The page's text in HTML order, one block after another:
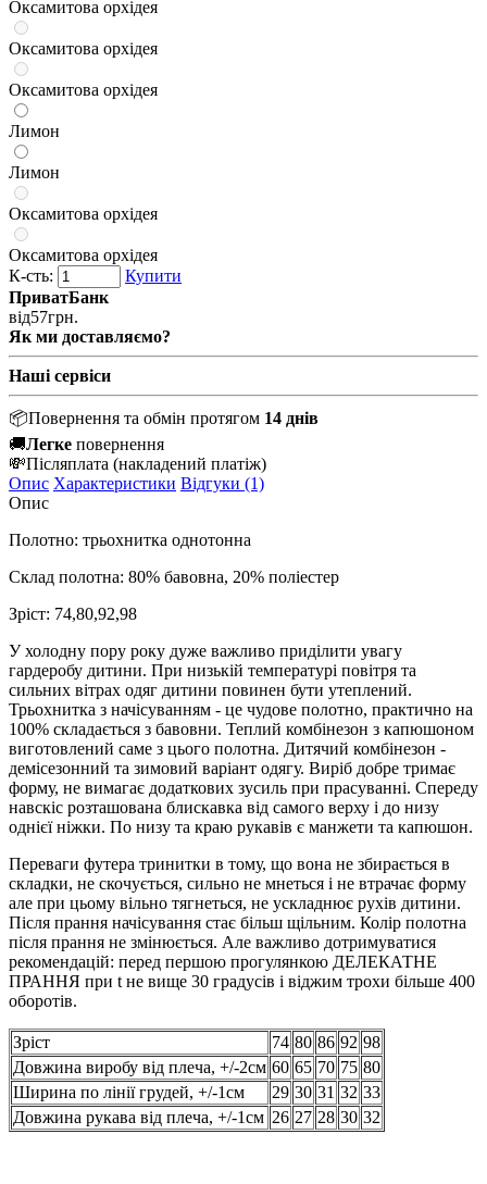
Оксамитова орхідея
Оксамитова орхідея
Оксамитова орхідея
Лимон
Лимон
Оксамитова орхідея
Оксамитова орхідея
К-сть:
Купити
ПриватБанк
від57грн.
Як ми доставляємо?
Наші сервіси
📦Повернення та обмін протягом 14 днів
🚚Легке повернення
💸Післяплата (накладений платіж)
Опис Характеристики Відгуки (1)
Опис
Полотно: трьохнитка однотонна
Склад полотна: 80% бавовна, 20% поліестер
Зріст: 74,80,92,98
У холодну пору року дуже важливо приділити увагу
гардеробу дитини. При низькій температурі повітря та
сильних вітрах одяг дитини повинен бути утеплений.
Трьохнитка з начісуванням - це чудове полотно, практично на
100% складається з бавовни. Теплий комбінезон з капюшоном
виготовлений саме з цього полотна. Дитячий комбінезон -
демісезонний та зимовий варіант одягу. Виріб добре тримає
форму, не вимагає додаткових зусиль при прасуванні. Спереду
навскіс розташована блискавка від самого верху і до низу
однієї ніжки. По низу та краю рукавів є манжети та капюшон.
Переваги футера тринитки в тому, що вона не збирається в
складки, не скочується, сильно не мнеться і не втрачає форму
але при цьому вільно тягнеться, не ускладнює рухів дитини.
Після прання начісування стає більш щільним. Колір полотна
після прання не змінюється. Але важливо дотримуватися
рекомендацій: перед першою прогулянкою ДЕЛЕКАТНЕ
ПРАННЯ при t не вище 30 градусів і віджим трохи більше 400
оборотів.
Зріст 74 80 86 92 98
Довжина виробу від плеча, +/-2см 60 65 70 75 80
Ширина по лінії грудей, +/-1см
29 30 31 32 33
Довжина рукава від плеча, +/-1см 26 27 28 30 32